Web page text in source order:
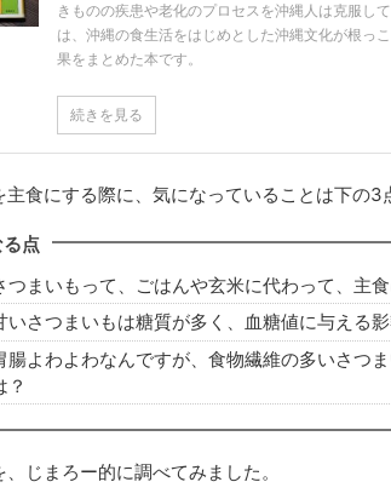
きものの疾患や老化のプロセスを沖縄人は克服し
は、沖縄の食生活をはじめとした沖縄文化が根っ
果をまとめた本です。
続きを見る
主食にする際に、気になっていることは下の3
点
つまいもって、ごはんや玄米に代わって、主
いさつまいもは糖質が多く、血糖値に与える
腸よわよわなんですが、食物繊維の多いさつ
？
じまろー的に調べてみました。